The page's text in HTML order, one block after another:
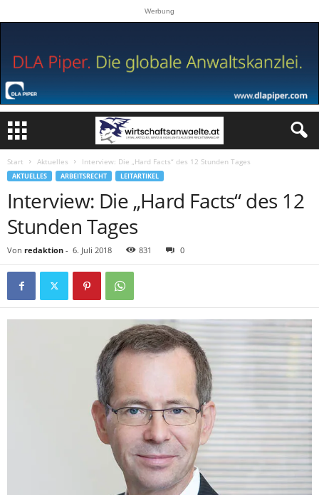
Werbung
Start Aktuelles Interview: Die „Hard Facts“ des 12 Stunden Tages
AKTUELLES ARBEITSRECHT LEITARTIKEL
Interview: Die „Hard Facts“ des 12
Stunden Tages
Von redaktion - 6. Juli 2018 831 0